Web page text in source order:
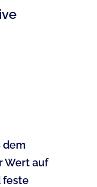
dem
Wert auf
feste